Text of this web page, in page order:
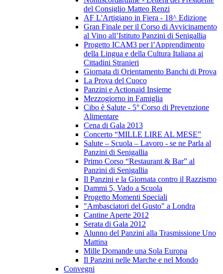
del Consiglio Matteo Renzi
AF L'Artigiano in Fiera - 18^ Edizione
Gran Finale per il Corso di Avvicinamento
al Vino all’Istituto Panzini di Senigallia
Progetto ICAM3 per l’Apprendimento
della Lingua e della Cultura Italiana ai
Cittadini Stranieri
Giornata di Orientamento Banchi di Prova
La Prova del Cuoco
Panzini e Actionaid Insieme
Mezzogiorno in Famiglia
Cibo è Salute - 5° Corso di Prevenzione
Alimentare
Cena di Gala 2013
Concerto “MILLE LIRE AL MESE”
Salute – Scuola – Lavoro - se ne Parla al
Panzini di Senigallia
Primo Corso “Restaurant & Bar” al
Panzini di Senigallia
Il Panzini e la Giornata contro il Razzismo
Dammi 5, Vado a Scuola
Progetto Momenti Speciali
"Ambasciatori del Gusto" a Londra
Cantine Aperte 2012
Serata di Gala 2012
Alunno del Panzini alla Trasmissione Uno
Mattina
Mille Domande una Sola Europa
Il Panzini nelle Marche e nel Mondo
Convegni